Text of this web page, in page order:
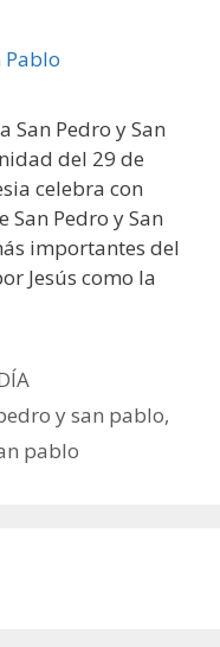
San Pedro y San
del 29 de
celebra con
Pedro y San
importantes del
Jesús como la
y san pablo,
pablo